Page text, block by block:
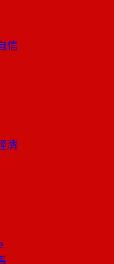
信
濟